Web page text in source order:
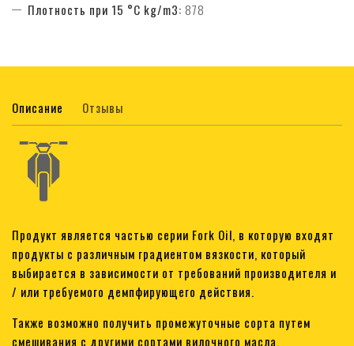
Плотность при 15 °C kg/m3: 878
Описание Отзывы
Продукт является частью серии Fork Oil, в которую входят
продукты с различным градиентом вязкости, который
выбирается в зависимости от требований производителя и
/ или требуемого демпфирующего действия.
Также возможно получить промежуточные сорта путем
смешивания с другими сортами вилочного масла.